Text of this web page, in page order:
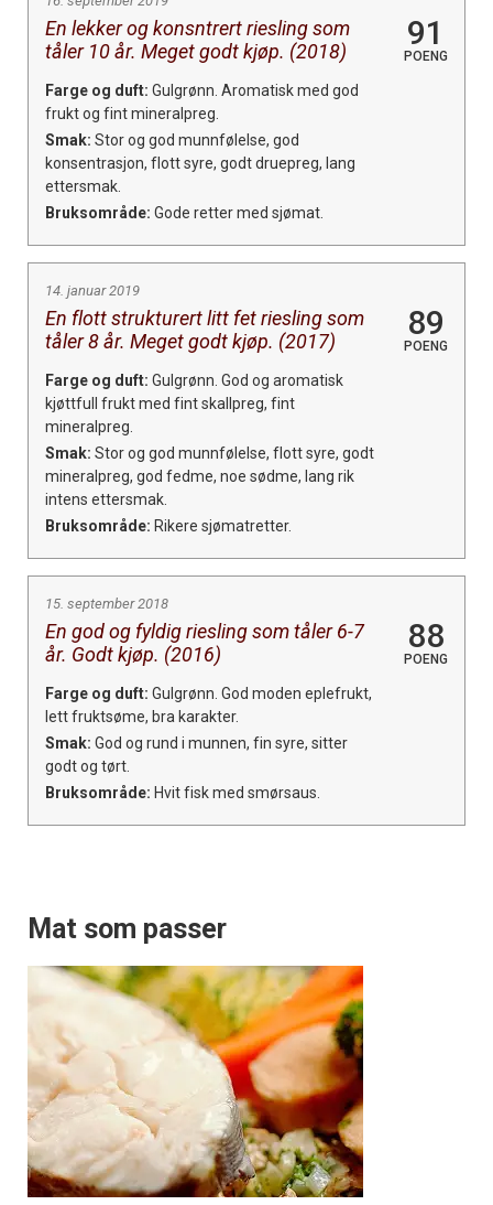
En lekker og konsntrert riesling som
tåler 10 år. Meget godt kjøp. (2018)
91
POENG
Farge og duft: Gulgrønn. Aromatisk med god
frukt og fint mineralpreg.
Smak: Stor og god munnfølelse, god
konsentrasjon, flott syre, godt druepreg, lang
ettersmak.
Bruksområde: Gode retter med sjømat.
14. januar 2019
En flott strukturert litt fet riesling som
tåler 8 år. Meget godt kjøp. (2017)
89
POENG
Farge og duft: Gulgrønn. God og aromatisk
kjøttfull frukt med fint skallpreg, fint
mineralpreg.
Smak: Stor og god munnfølelse, flott syre, godt
mineralpreg, god fedme, noe sødme, lang rik
intens ettersmak.
Bruksområde: Rikere sjømatretter.
15. september 2018
En god og fyldig riesling som tåler 6-7
år. Godt kjøp. (2016)
88
POENG
Farge og duft: Gulgrønn. God moden eplefrukt,
lett fruktsøme, bra karakter.
Smak: God og rund i munnen, fin syre, sitter
godt og tørt.
Bruksområde: Hvit fisk med smørsaus.
Mat som passer